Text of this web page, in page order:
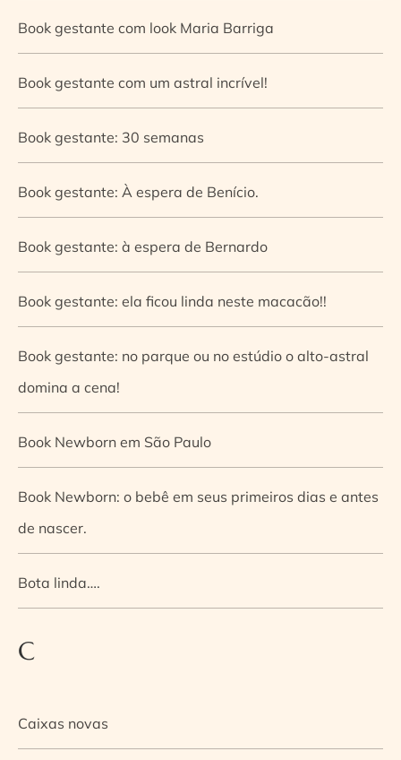
Book gestante com look Maria Barriga
Book gestante com um astral incrível!
Book gestante: 30 semanas
Book gestante: À espera de Benício.
Book gestante: à espera de Bernardo
Book gestante: ela ficou linda neste macacão!!
Book gestante: no parque ou no estúdio o alto-astral
domina a cena!
Book Newborn em São Paulo
Book Newborn: o bebê em seus primeiros dias e antes
de nascer.
Bota linda….
C
Caixas novas